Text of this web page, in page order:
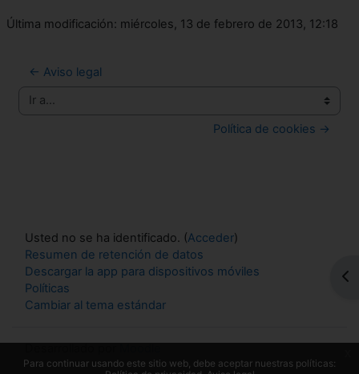
Última modificación: miércoles, 13 de febrero de 2013, 12:18
← Aviso legal
Ir a...
Política de cookies →
Usted no se ha identificado. (Acceder)
Resumen de retención de datos
Descargar la app para dispositivos móviles
Políticas
Cambiar al tema estándar
Para continuar usando este sitio web, debe aceptar nuestras políticas: